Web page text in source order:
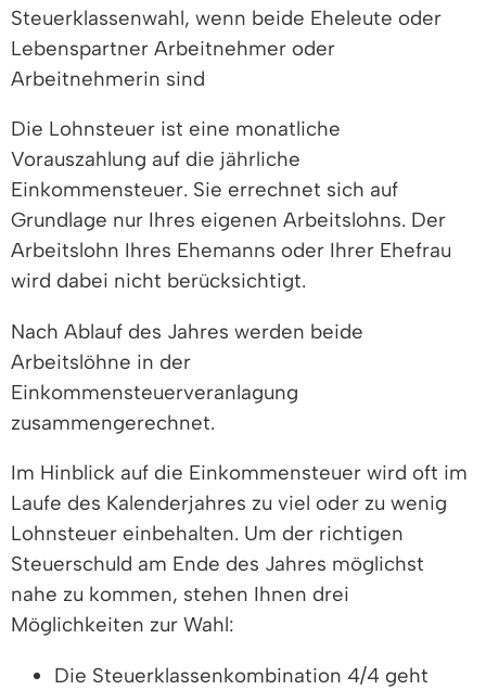
Steuerklassenwahl, wenn beide Eheleute oder
Lebenspartner Arbeitnehmer oder
Arbeitnehmerin sind
Die Lohnsteuer ist eine monatliche
Vorauszahlung auf die jährliche
Einkommensteuer. Sie errechnet sich auf
Grundlage nur Ihres eigenen Arbeitslohns. Der
Arbeitslohn Ihres Ehemanns oder Ihrer Ehefrau
wird dabei nicht berücksichtigt.
Nach Ablauf des Jahres werden beide
Arbeitslöhne in der
Einkommensteuerveranlagung
zusammengerechnet.
Im Hinblick auf die Einkommensteuer wird oft im
Laufe des Kalenderjahres zu viel oder zu wenig
Lohnsteuer einbehalten. Um der richtigen
Steuerschuld am Ende des Jahres möglichst
nahe zu kommen, stehen Ihnen drei
Möglichkeiten zur Wahl:
Die Steuerklassenkombination 4/4 geht